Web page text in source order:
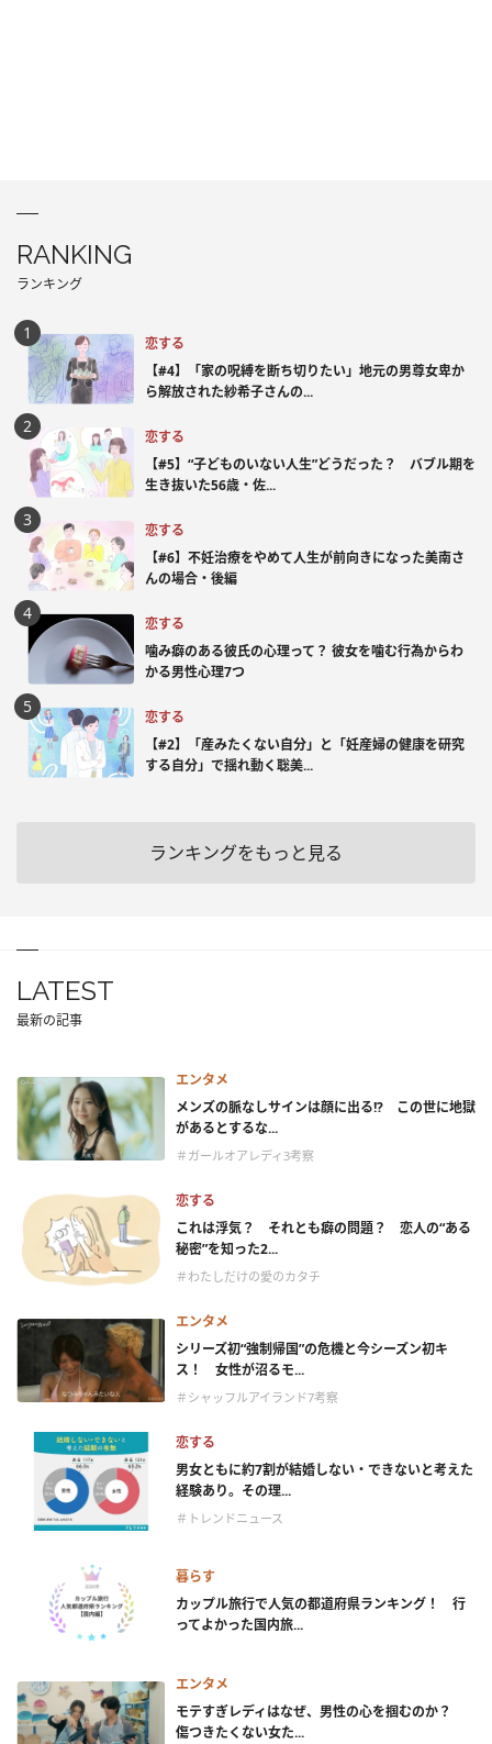
RANKING
ランキング
恋する
【#4】「家の呪縛を断ち切りたい」地元の男尊女卑か
ら解放された紗希子さんの...
恋する
【#5】“子どものいない人生”どうだった？ バブル期を
生き抜いた56歳・佐...
恋する
【#6】不妊治療をやめて人生が前向きになった美南さ
んの場合・後編
恋する
噛み癖のある彼氏の心理って？ 彼女を噛む行為からわ
かる男性心理7つ
恋する
【#2】「産みたくない自分」と「妊産婦の健康を研究
する自分」で揺れ動く聡美...
ランキングをもっと見る
LATEST
最新の記事
エンタメ
メンズの脈なしサインは顔に出る!? この世に地獄
があるとするな...
＃ガールオアレディ3考察
恋する
これは浮気？ それとも癖の問題？ 恋人の“ある
秘密”を知った2...
＃わたしだけの愛のカタチ
エンタメ
シリーズ初“強制帰国”の危機と今シーズン初キ
ス！ 女性が沼るモ...
＃シャッフルアイランド7考察
恋する
男女ともに約7割が結婚しない・できないと考えた
経験あり。その理...
＃トレンドニュース
暮らす
カップル旅行で人気の都道府県ランキング！ 行
ってよかった国内旅...
エンタメ
モテすぎレディはなぜ、男性の心を掴むのか？
傷つきたくない女た...